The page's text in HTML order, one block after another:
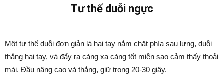
Tư thế duỗi ngực
Một tư thế duỗi đơn giản là hai tay nắm chặt phía sau lưng, duỗi
thẳng hai tay, và đẩy ra càng xa càng tốt miễn sao cảm thấy thoải
mái. Đầu nâng cao và thẳng, giữ trong 20-30 giây.